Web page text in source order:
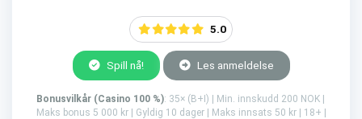
5.0
Spill nå! Les anmeldelse
Bonusvilkår (Casino 100 %): 35× (B+I) | Min. innskudd 200 NOK |
Maks bonus 5 000 kr | Gyldig 10 dager | Maks innsats 50 kr | 18+ |